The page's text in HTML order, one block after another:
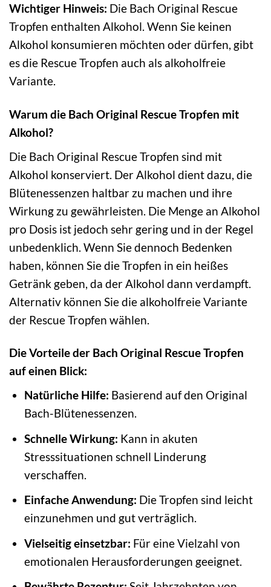
Wichtiger Hinweis: Die Bach Original Rescue
Tropfen enthalten Alkohol. Wenn Sie keinen
Alkohol konsumieren möchten oder dürfen, gibt
es die Rescue Tropfen auch als alkoholfreie
Variante.
Warum die Bach Original Rescue Tropfen mit
Alkohol?
Die Bach Original Rescue Tropfen sind mit
Alkohol konserviert. Der Alkohol dient dazu, die
Blütenessenzen haltbar zu machen und ihre
Wirkung zu gewährleisten. Die Menge an Alkohol
pro Dosis ist jedoch sehr gering und in der Regel
unbedenklich. Wenn Sie dennoch Bedenken
haben, können Sie die Tropfen in ein heißes
Getränk geben, da der Alkohol dann verdampft.
Alternativ können Sie die alkoholfreie Variante
der Rescue Tropfen wählen.
Die Vorteile der Bach Original Rescue Tropfen
auf einen Blick:
Natürliche Hilfe: Basierend auf den Original
Bach-Blütenessenzen.
Schnelle Wirkung: Kann in akuten
Stresssituationen schnell Linderung
verschaffen.
Einfache Anwendung: Die Tropfen sind leicht
einzunehmen und gut verträglich.
Vielseitig einsetzbar: Für eine Vielzahl von
emotionalen Herausforderungen geeignet.